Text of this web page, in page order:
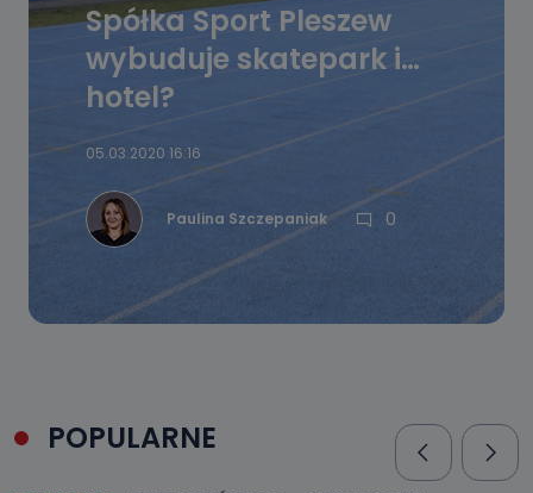
Spółka Sport Pleszew
wybuduje skatepark i…
hotel?
05.03.2020 16:16
Paulina Szczepaniak 0
POPULARNE